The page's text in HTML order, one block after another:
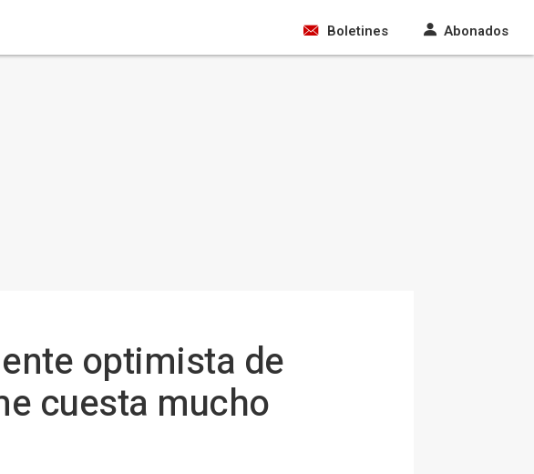
Boletines Abonados
optimista de
cuesta mucho